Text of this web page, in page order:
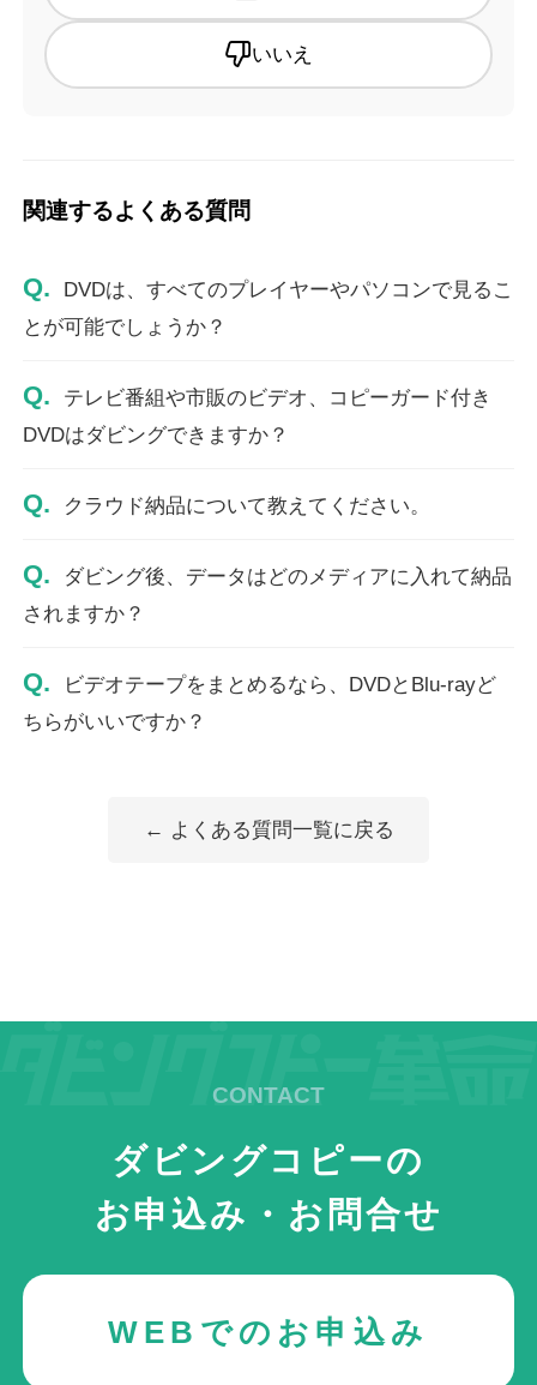
いいえ
関連するよくある質問
Q.
DVDは、すべてのプレイヤーやパソコンで見るこ
とが可能でしょうか？
Q.
テレビ番組や市販のビデオ、コピーガード付き
DVDはダビングできますか？
Q. クラウド納品について教えてください。
Q.
ダビング後、データはどのメディアに入れて納品
されますか？
Q.
ビデオテープをまとめるなら、DVDとBlu-rayど
ちらがいいですか？
← よくある質問一覧に戻る
ダビングコピーの
お申込み・お問合せ
WEBでのお申込み